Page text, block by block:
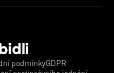
podmínkyGDPR